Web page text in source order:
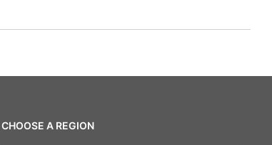
CHOOSE A REGION